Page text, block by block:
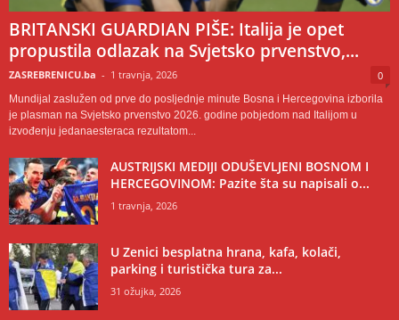
BRITANSKI GUARDIAN PIŠE: Italija je opet
propustila odlazak na Svjetsko prvenstvo,...
ZASREBRENICU.ba - 1 travnja, 2026 0
Mundijal zaslužen od prve do posljednje minute Bosna i Hercegovina izborila
je plasman na Svjetsko prvenstvo 2026. godine pobjedom nad Italijom u
izvođenju jedanaesteraca rezultatom...
AUSTRIJSKI MEDIJI ODUŠEVLJENI BOSNOM I
HERCEGOVINOM: Pazite šta su napisali o...
1 travnja, 2026
U Zenici besplatna hrana, kafa, kolači,
parking i turistička tura za...
31 ožujka, 2026